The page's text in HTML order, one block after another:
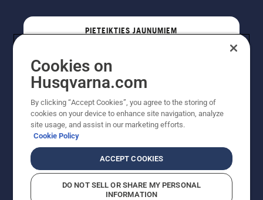
PIETEIKTIES JAUNUMIEM
PROFESIONĀLIS
Cookies on
Husqvarna.com
By clicking “Accept Cookies”, you agree to the storing of
cookies on your device to enhance site navigation, analyze
site usage, and assist in our marketing efforts.
Cookie Policy
ACCEPT COOKIES
DO NOT SELL OR SHARE MY PERSONAL
INFORMATION